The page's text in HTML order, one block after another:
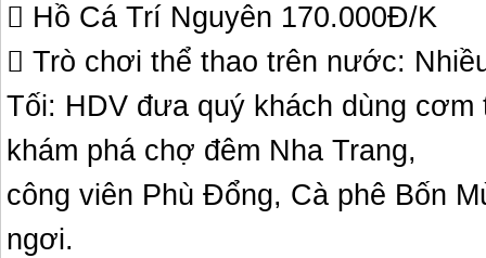
 Hồ Cá Trí Nguyên 170.000Đ/K
 Trò chơi thể thao trên nước:
Tối: HDV đưa quý khách dùng
khám phá chợ đêm Nha Trang,
công viên Phù Đổng, Cà phê Bốn
ngơi.